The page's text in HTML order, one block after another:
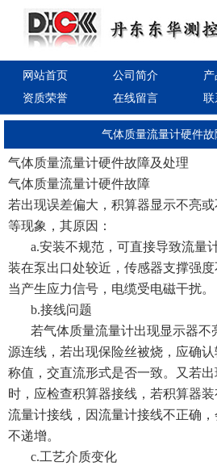
网站首页 公司简介
资质荣誉
在线留言 联
气体质量流量计硬件故
气体质量流量计硬件故障及处理
气体质量流量计硬件故障
若出现误差偏大，积算器显示不亮
等现象，其原因：
a.安装不规范，可直接导致流量
装在泵出口处较近，传感器支撑强
当产生应力信号，电缆受电磁干扰。
b.接线问题
若气体质量流量计出现显示器
源连线，若出现保险丝被烧，应确
称值，交直流形式是否一致。又若
时，应检查积算器接线，若积算器
流量计接线，因流量计接线不正确
不递增。
c.工艺介质变化